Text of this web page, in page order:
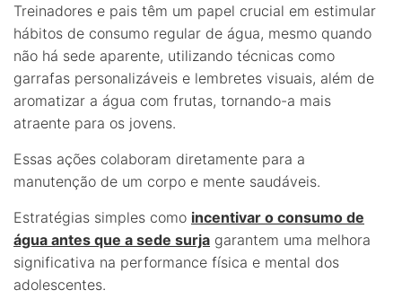
Treinadores e pais têm um papel crucial em estimular
hábitos de consumo regular de água, mesmo quando
não há sede aparente, utilizando técnicas como
garrafas personalizáveis e lembretes visuais, além de
aromatizar a água com frutas, tornando-a mais
atraente para os jovens.
Essas ações colaboram diretamente para a
manutenção de um corpo e mente saudáveis.
Estratégias simples como incentivar o consumo de
água antes que a sede surja garantem uma melhora
significativa na performance física e mental dos
adolescentes.